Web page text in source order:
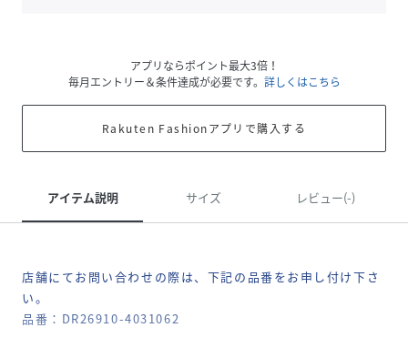
アプリならポイント最大3倍！
毎月エントリー＆条件達成が必要です。 詳しくはこちら
Rakuten Fashionアプリで購入する
アイテム説明 サイズ レビュー(-)
店舗にてお問い合わせの際は、下記の品番をお申し付け下さ
い。
品番：DR26910-4031062